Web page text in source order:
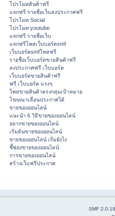
โปรโมทสินค้าฟรี
แจกฟรี รายชื่อเว็บลงประกาศฟรี
โปรโมท Social
โปรโมท youtube
แจกฟรี รายชื่อเว็บ
แจกฟรีโพสเว็บบอร์ดsmf
เว็บบอร์ดsmfโพสฟรี
รายชื่อเว็บบอร์ดขายสินค้าฟรี
ลงประกาศฟรี เว็บบอร์ด
เว็บบอร์ดขายสินค้าฟรี
ฟรี เว็บบอร์ด แรงๆ
โพสขายสินค้าตรงกลุ่มเป้าหมาย
โฆษณาเลื่อนประกาศได้
ขายของออนไลน์
แนะนำ 6 วิธีขายของออนไลน์
อยากขายของออนไลน์
เริ่มต้นขายของออนไลน์
ขายของออนไลน์ เริ่มยังไง
ชี้ช่องขายของออนไลน์
การขายของออนไลน์
สร้างเว็บฟรีประกาศ
SMF 2.0.18